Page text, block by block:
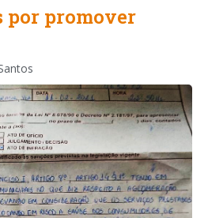
por promover